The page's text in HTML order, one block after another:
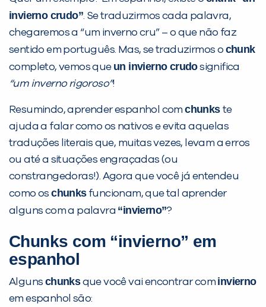
invierno crudo”. Se traduzirmos cada palavra,
chegaremos a “um inverno cru” – o que não faz
sentido em português. Mas, se traduzirmos o chunk
completo, vemos que un invierno crudosignifica
“um inverno rigoroso”!
Resumindo, aprender espanhol comchunkste
ajuda a falar como os nativos e evita aquelas
traduções literais que, muitas vezes, levam a erros
ou até a situações engraçadas (ou
constrangedoras!). Agora que você já entendeu
como oschunksfuncionam, que tal aprender
alguns com a palavra “invierno”?
Chunks com “invierno” em
espanhol
Alguns chunksque você vai encontrar com invierno
em espanhol são:
Preencha com seus dados abaixo e
com a:
Você é aluno inFlux?
Sim